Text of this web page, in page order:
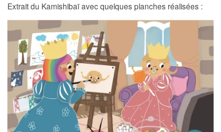
Extrait du Kamishibaï avec quelques planches réalisées :